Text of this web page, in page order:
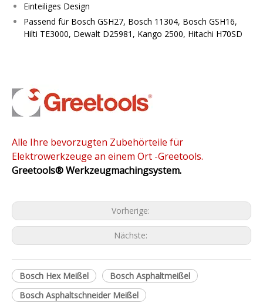
Einteiliges Design
Passend für Bosch GSH27, Bosch 11304, Bosch GSH16,
Hilti TE3000, Dewalt D25981, Kango 2500, Hitachi H70SD
Alle Ihre bevorzugten Zubehörteile für
Elektrowerkzeuge an einem Ort -Greetools.
Greetools®Werkzeugmachingsystem.
Vorherige:
Nächste:
Bosch Hex Meißel
Bosch Asphaltmeißel
Bosch Asphaltschneider Meißel